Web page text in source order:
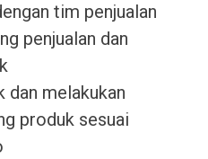
tim penjualan
penjualan dan
dan melakukan
produk sesuai